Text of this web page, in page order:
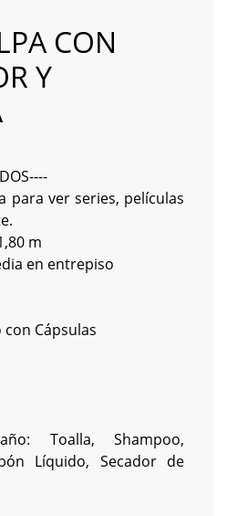
CON
Y
para ver series, películas
m
en entrepiso
Cápsulas
Toalla, Shampoo,
Líquido, Secador de